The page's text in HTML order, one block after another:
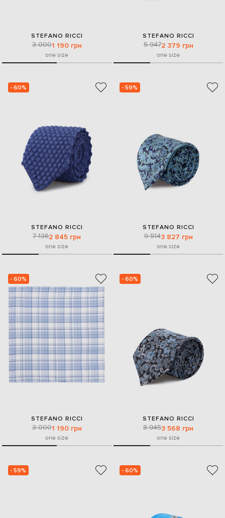
STEFANO RICCI
3 0001 190 грн
one size
STEFANO RICCI
5 9472 379 грн
one size
- 60%
STEFANO RICCI
7 1362 845 грн
one size
- 59%
STEFANO RICCI
9 5143 827 грн
one size
- 60%
STEFANO RICCI
3 0001 190 грн
one size
- 60%
STEFANO RICCI
8 9453 568 грн
one size
- 59% - 60%